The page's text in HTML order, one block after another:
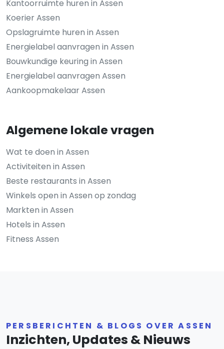
Kantoorruimte huren in Assen
Koerier Assen
Opslagruimte huren in Assen
Energielabel aanvragen in Assen
Bouwkundige keuring in Assen
Energielabel aanvragen Assen
Aankoopmakelaar Assen
Algemene lokale vragen
Wat te doen in Assen
Activiteiten in Assen
Beste restaurants in Assen
Winkels open in Assen op zondag
Markten in Assen
Hotels in Assen
Fitness Assen
PERSBERICHTEN & BLOGS OVER ASSEN
Inzichten, Updates & Nieuws